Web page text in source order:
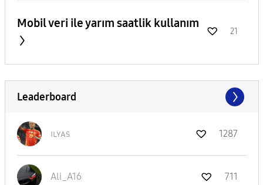
Mobil veri ile yarım saatlik kullanım
21
Leaderboard
ɪʟʏᴀs 1287
Ali_A16 711